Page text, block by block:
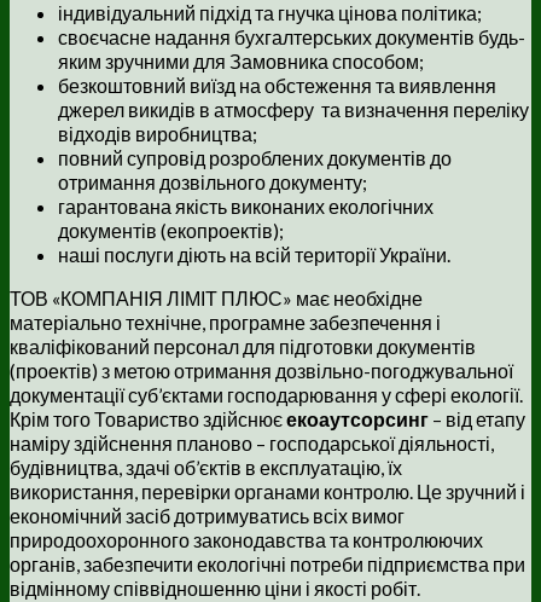
індивідуальний підхід та гнучка цінова політика;
своєчасне надання бухгалтерських документів будь-
яким зручними для Замовника способом;
безкоштовний виїзд на обстеження та виявлення
джерел викидів в атмосферу та визначення переліку
відходів виробництва;
повний супровід розроблених документів до
отримання дозвільного документу;
гарантована якість виконаних екологічних
документів (екопроектів);
наші послуги діють на всій території України.
ТОВ «КОМПАНІЯ ЛІМІТ ПЛЮС» має необхідне
матеріально технічне, програмне забезпечення і
кваліфікований персонал для підготовки документів
(проектів) з метою отримання дозвільно-погоджувальної
документації суб’єктами господарювання у сфері екології.
Крім того Товариство здійснюєекоаутсорсинг – від етапу
наміру здійснення планово – господарської діяльності,
будівництва, здачі об’єктів в експлуатацію, їх
використання, перевірки органами контролю. Це зручний і
економічний засіб дотримуватись всіх вимог
природоохоронного законодавства та контролюючих
органів, забезпечити екологічні потреби підприємства при
відмінному співвідношенню ціни і якості робіт.